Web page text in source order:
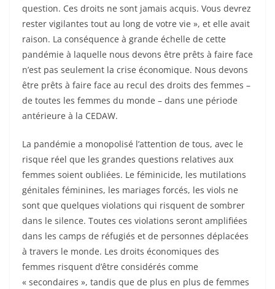
question. Ces droits ne sont jamais acquis. Vous devrez
rester vigilantes tout au long de votre vie », et elle avait
raison. La conséquence à grande échelle de cette
pandémie à laquelle nous devons être prêts à faire face
n’est pas seulement la crise économique. Nous devons
être prêts à faire face au recul des droits des femmes –
de toutes les femmes du monde – dans une période
antérieure à la CEDAW.
La pandémie a monopolisé l’attention de tous, avec le
risque réel que les grandes questions relatives aux
femmes soient oubliées. Le féminicide, les mutilations
génitales féminines, les mariages forcés, les viols ne
sont que quelques violations qui risquent de sombrer
dans le silence. Toutes ces violations seront amplifiées
dans les camps de réfugiés et de personnes déplacées
à travers le monde. Les droits économiques des
femmes risquent d’être considérés comme
« secondaires », tandis que de plus en plus de femmes